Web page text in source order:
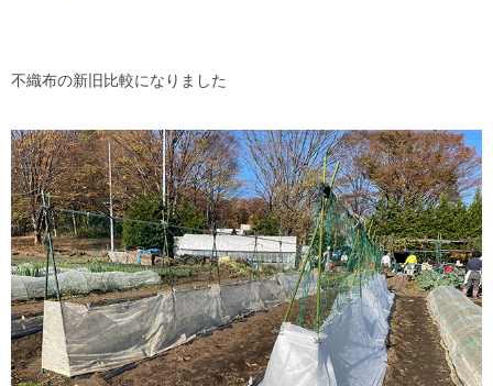
不織布の新旧比較になりました